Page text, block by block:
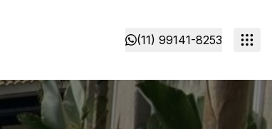
(11) 99141-8253